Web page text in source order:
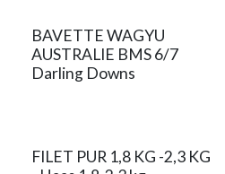
BAVETTE WAGYU
AUSTRALIE BMS 6/7
Darling Downs
FILET PUR 1,8 KG -2,3 KG